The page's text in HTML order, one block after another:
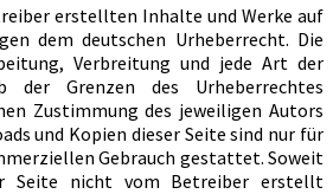
erstellten Inhalte und Werke auf
dem deutschen Urheberrecht. Die
Verbreitung und jede Art der
der Grenzen des Urheberrechtes
Zustimmung des jeweiligen Autors
und Kopien dieser Seite sind nur für
Gebrauch gestattet. Soweit
Seite nicht vom Betreiber erstellt